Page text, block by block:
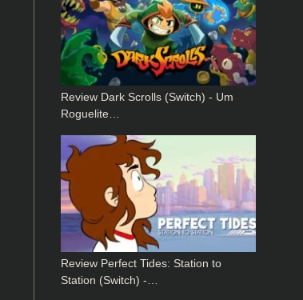
Review Dark Scrolls (Switch) - Um
Roguelite…
Review Perfect Tides: Station to
Station (Switch) -…